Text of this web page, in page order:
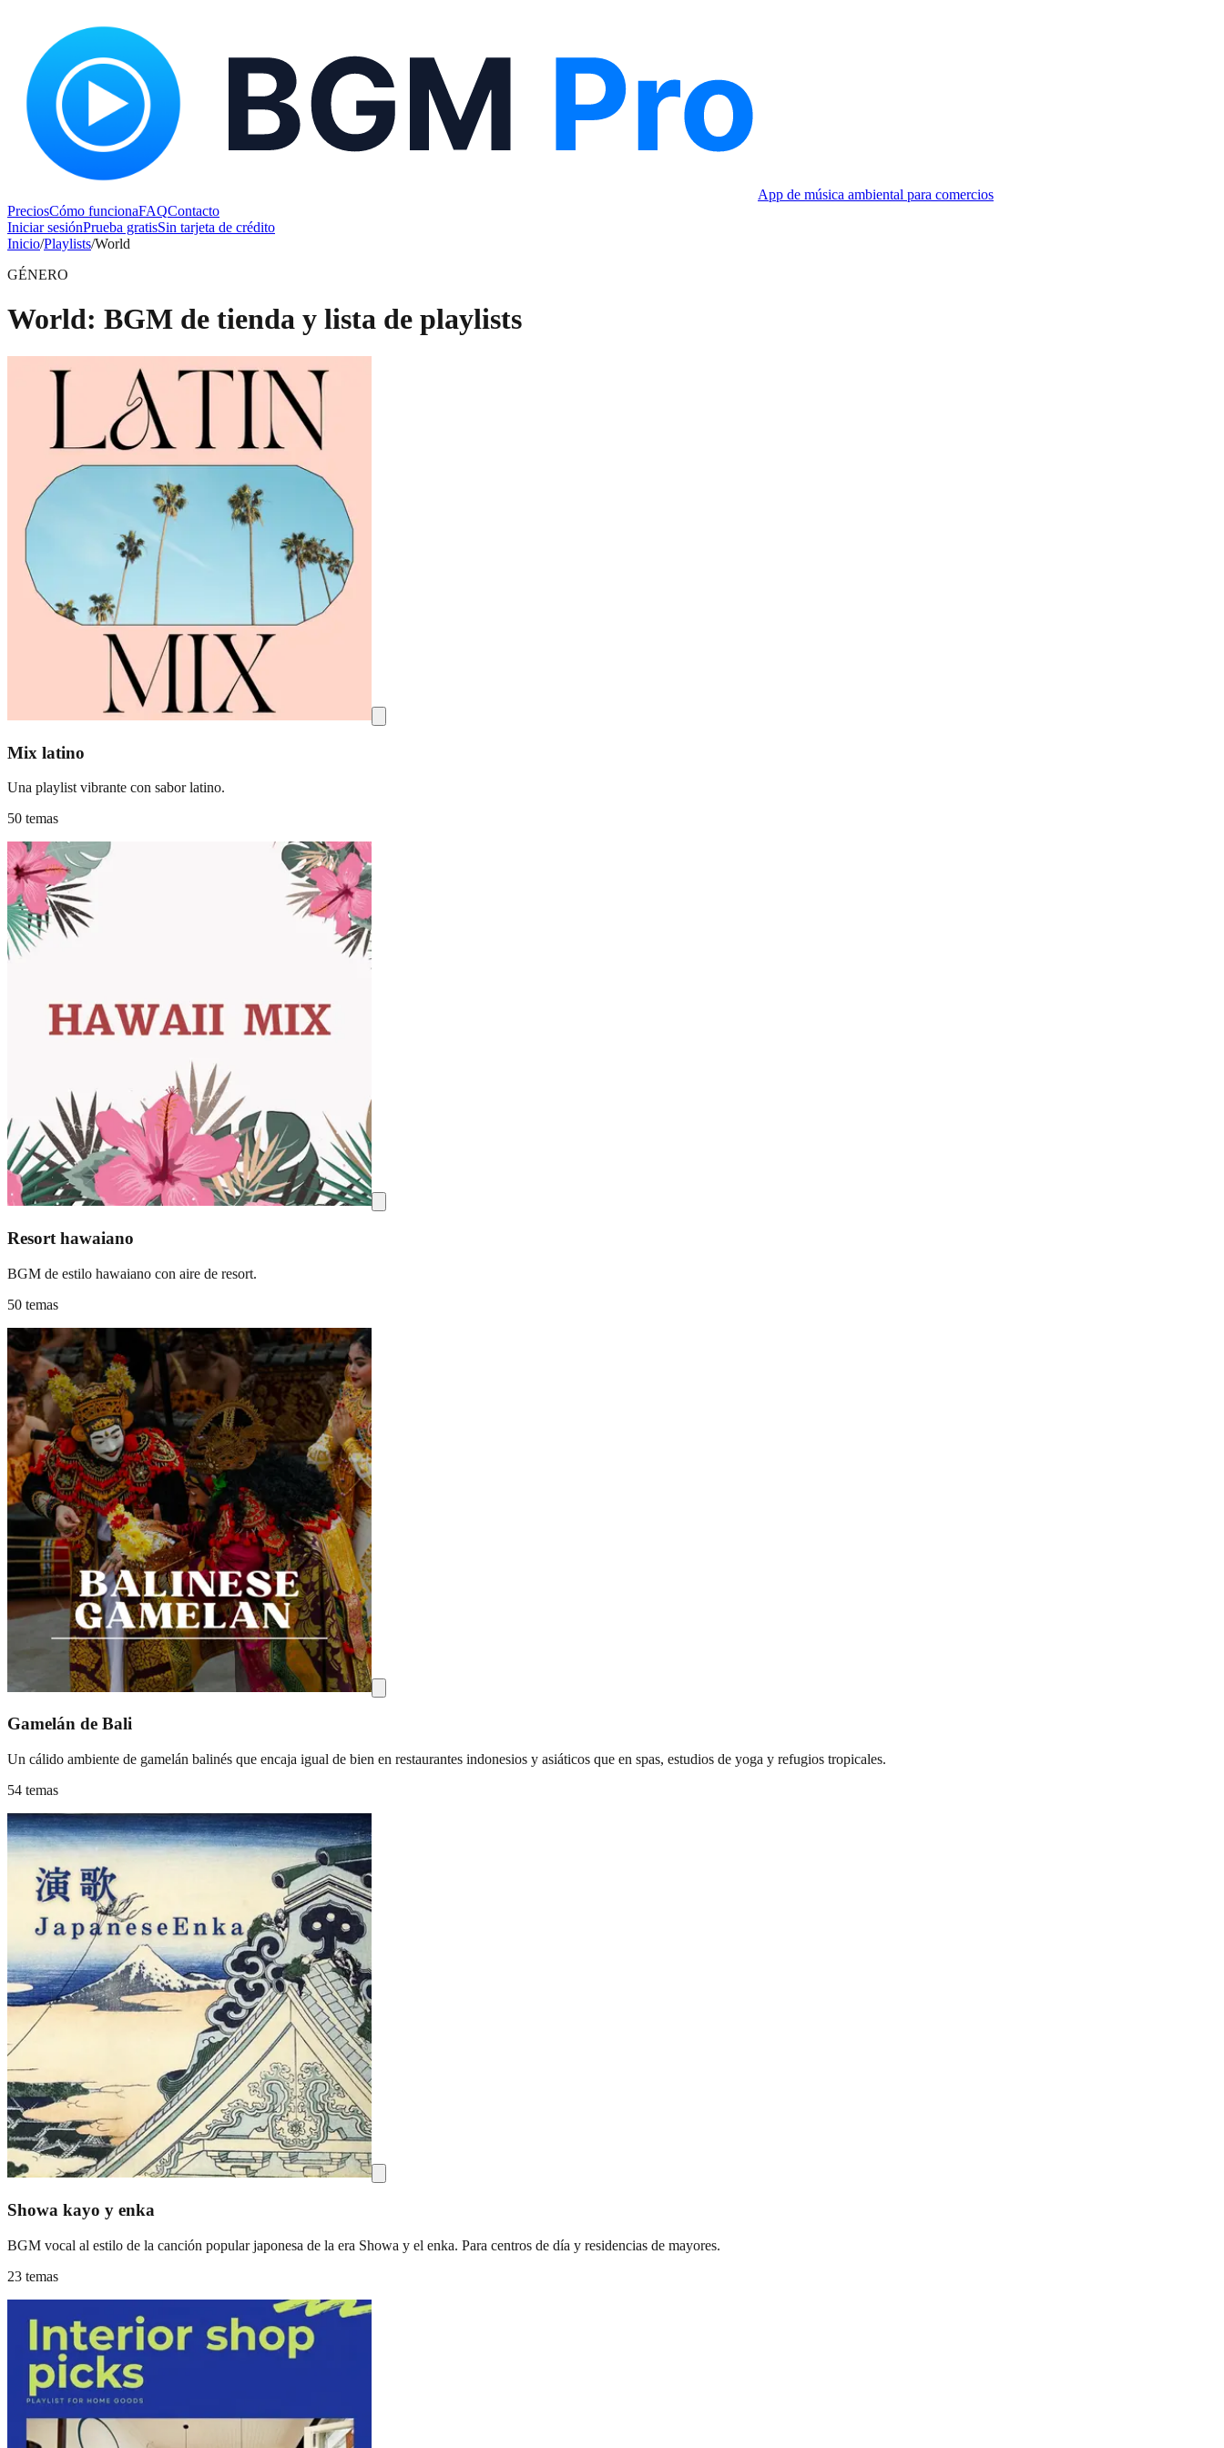
App de música ambiental para comercios
PreciosCómo funcionaFAQContacto
Iniciar sesiónPrueba gratisSin tarjeta de crédito
Inicio/Playlists/World
GÉNERO
World: BGM de tienda y lista de playlists
Mix latino
Una playlist vibrante con sabor latino.
50 temas
Resort hawaiano
BGM de estilo hawaiano con aire de resort.
50 temas
Gamelán de Bali
Un cálido ambiente de gamelán balinés que encaja igual de bien en restaurantes indonesios y asiáticos que en spas, estudios de yoga y refugios tropicales.
54 temas
Showa kayo y enka
BGM vocal al estilo de la canción popular japonesa de la era Showa y el enka. Para centros de día y residencias de mayores.
23 temas